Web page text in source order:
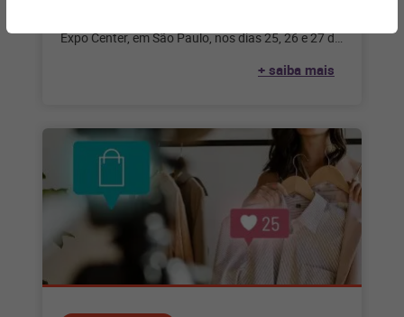
Expo Center, em São Paulo, nos dias 25, 26 e 27 de
+ saiba mais